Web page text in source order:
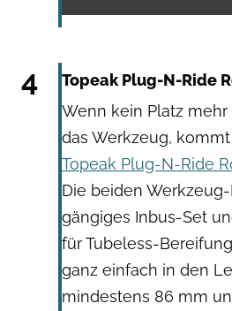
4
Topeak Plug-N-Ride
Wenn kein Platz
das Werkzeug,
Topeak Plug-N-Ride
Die beiden
gängiges Inbus-Set
für Tubeless-
ganz einfach in den
mindestens 86 mm